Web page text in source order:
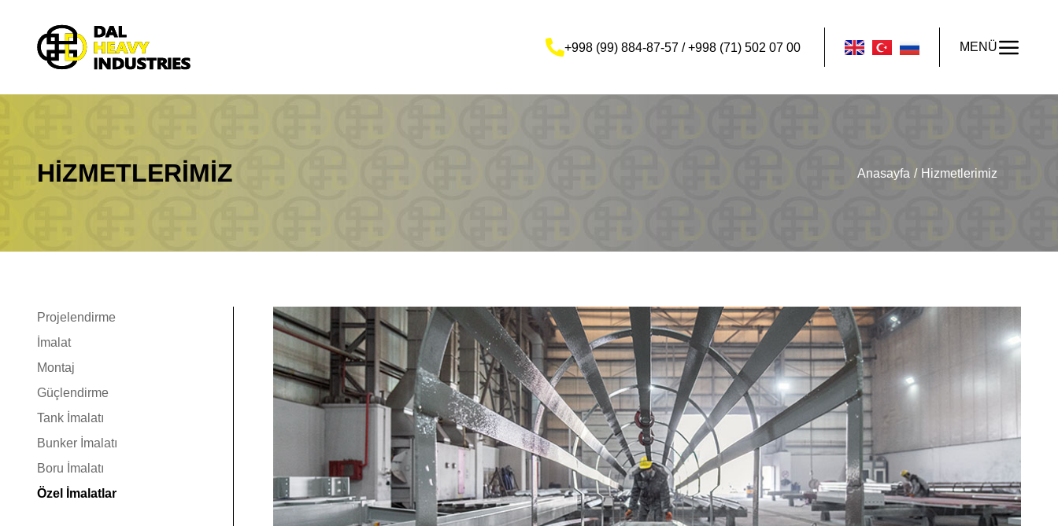
+998 (99) 884-87-57 / +998 (71) 502 07 00 MENÜ
HİZMETLERİMİZ Anasayfa Hizmetlerimiz
Projelendirme
İmalat
Montaj
Güçlendirme
Tank İmalatı
Bunker İmalatı
Boru İmalatı
Özel İmalatlar